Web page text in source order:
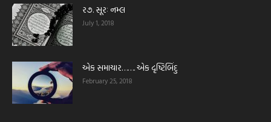
ર૭. સૂરઃ નમ્લ
July 1, 2018
એક સમાચાર……. એક દૃષ્ટિબિંદુ
February 25, 2018